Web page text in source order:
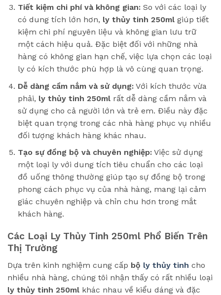
Tiết kiệm chi phí và không gian:So với các loại ly
có dung tích lớn hơn, ly thủy tinh 250mlgiúp tiết
kiệm chi phí nguyên liệu và không gian lưu trữ
một cách hiệu quả. Đặc biệt đối với những nhà
hàng có không gian hạn chế, việc lựa chọn các loại
ly có kích thước phù hợp là vô cùng quan trọng.
Dễ dàng cầm nắm và sử dụng:Với kích thước vừa
phải, ly thủy tinh 250mlrất dễ dàng cầm nắm và
sử dụng cho cả người lớn và trẻ em. Điều này đặc
biệt quan trọng trong các nhà hàng phục vụ nhiều
đối tượng khách hàng khác nhau.
Tạo sự đồng bộ và chuyên nghiệp:Việc sử dụng
một loại ly với dung tích tiêu chuẩn cho các loại
đồ uống thông thường giúp tạo sự đồng bộ trong
phong cách phục vụ của nhà hàng, mang lại cảm
giác chuyên nghiệp và chỉn chu hơn trong mắt
khách hàng.
Các Loại Ly Thủy Tinh 250ml Phổ Biến Trên
Thị Trường
Dựa trên kinh nghiệm cung cấp bộ ly thủy tinh cho
nhiều nhà hàng, chúng tôi nhận thấy có rất nhiều loại
ly thủy tinh 250ml khác nhau về kiểu dáng và đặc